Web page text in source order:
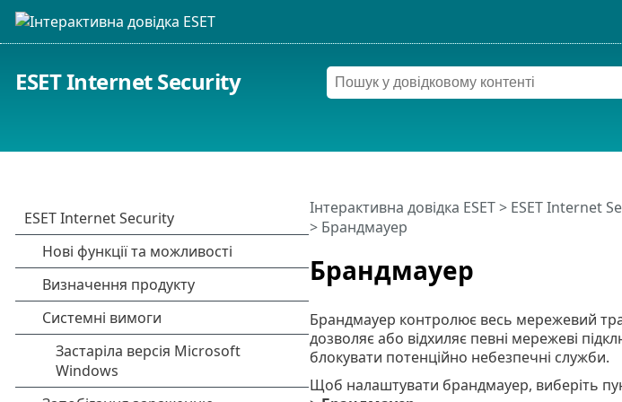
ESET Internet Security
Брандмауер
Інтерактивна довідка ESET> ESET Internet
> Брандмауер
Брандмауер контролює весь мережевий
дозволяє або відхиляє певні мережеві
блокувати потенційно небезпечні служби.
Щоб налаштувати брандмауер, виберіть